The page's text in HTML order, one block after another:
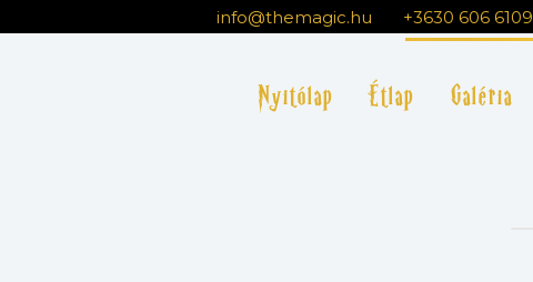
a
info@themagic.hu +3630 606 6109
Nyitólap Étlap Galéria